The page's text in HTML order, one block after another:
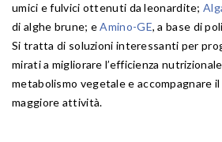
umici e fulvici ottenuti da leonardite;
di alghe brune; eAmino-GE, a base di
Si tratta di soluzioni interessanti per
mirati a migliorare l’efficienza
metabolismo vegetale e accompagnare
maggiore attività.